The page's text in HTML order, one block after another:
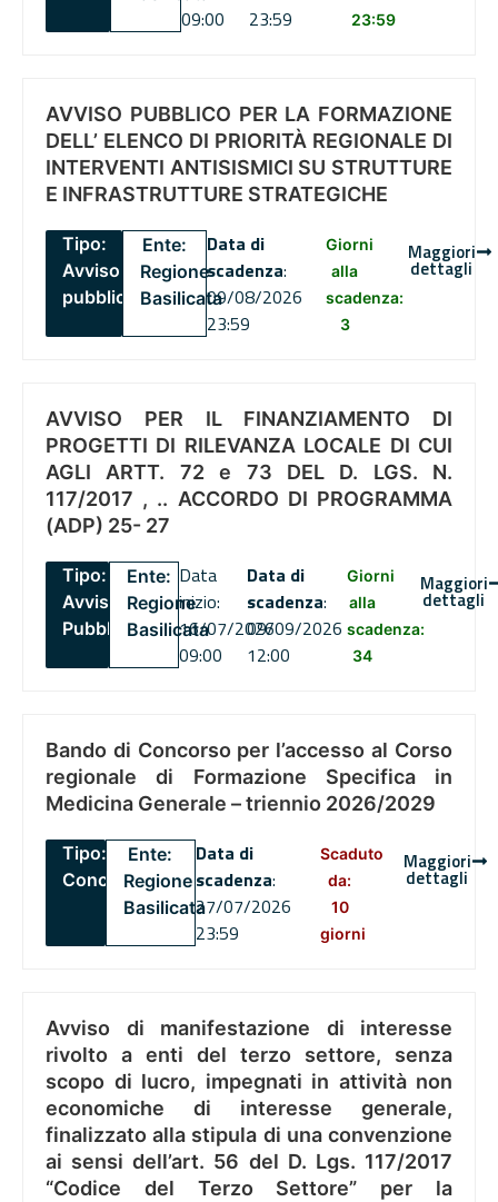
09:00
23:59
23:59
AVVISO PUBBLICO PER LA FORMAZIONE
DELL’ ELENCO DI PRIORITÀ REGIONALE DI
INTERVENTI ANTISISMICI SU STRUTTURE
E INFRASTRUTTURE STRATEGICHE
Tipo:
Avviso
pubblico
Ente:
Regione
Basilicata
Data di
scadenza:
09/08/2026
23:59
Giorni
alla
scadenza:
3
Maggiori
dettagli
AVVISO PER IL FINANZIAMENTO DI
PROGETTI DI RILEVANZA LOCALE DI CUI
AGLI ARTT. 72 e 73 DEL D. LGS. N.
117/2017 , .. ACCORDO DI PROGRAMMA
(ADP) 25- 27
Tipo:
Avviso
Pubblico
Ente:
Regione
Basilicata
Data
inizio:
16/07/2026
09:00
Data di
scadenza:
09/09/2026
12:00
Giorni
alla
scadenza:
34
Maggiori
dettagli
Bando di Concorso per l’accesso al Corso
regionale di Formazione Specifica in
Medicina Generale – triennio 2026/2029
Tipo:
Concorsi
Ente:
Regione
Basilicata
Data di
scadenza:
27/07/2026
23:59
Scaduto
da:
10
giorni
Maggiori
dettagli
Avviso di manifestazione di interesse
rivolto a enti del terzo settore, senza
scopo di lucro, impegnati in attività non
economiche di interesse generale,
finalizzato alla stipula di una convenzione
ai sensi dell’art. 56 del D. Lgs. 117/2017
“Codice del Terzo Settore” per la